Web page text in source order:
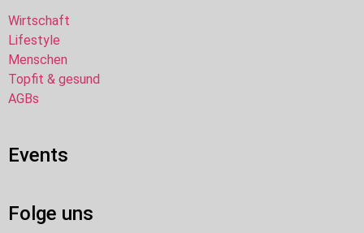
Wirtschaft
Lifestyle
Menschen
Topfit & gesund
AGBs
Events
Folge uns